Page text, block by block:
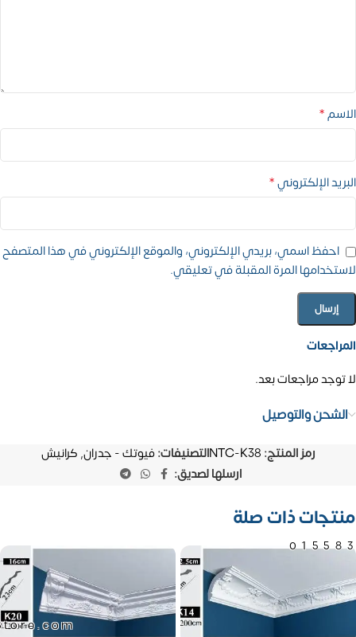
المراجعات
لا توجد مراجعات بعد.
الاسم*
البريد الإلكتروني*
احفظ اسمي، بريدي الإلكتروني، والموقع الإلكتروني في هذا المتصفح
لاستخدامها المرة المقبلة في تعليقي.
الشحن والتوصيل
رمز المنتج: NTC-K38التصنيفات:فيوتك - جدران, كرانيش
ارسلها لصديق:
منتجات ذات صلة